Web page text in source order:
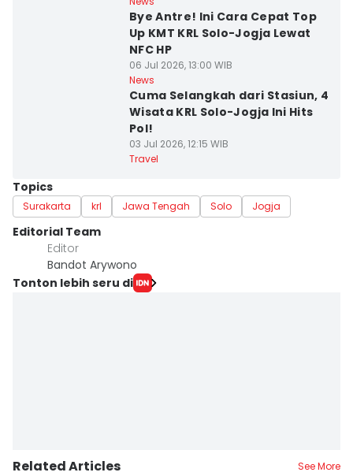
Bye Antre! Ini Cara Cepat Top
Up KMT KRL Solo-Jogja Lewat
NFC HP
06 Jul 2026, 13:00 WIB
News
Cuma Selangkah dari Stasiun, 4
Wisata KRL Solo-Jogja Ini Hits
Pol!
03 Jul 2026, 12:15 WIB
Travel
Topics
Surakarta krl Jawa Tengah Solo Jogja
Editorial Team
Editor
Bandot Arywono
Tonton lebih seru di
Related Articles See More